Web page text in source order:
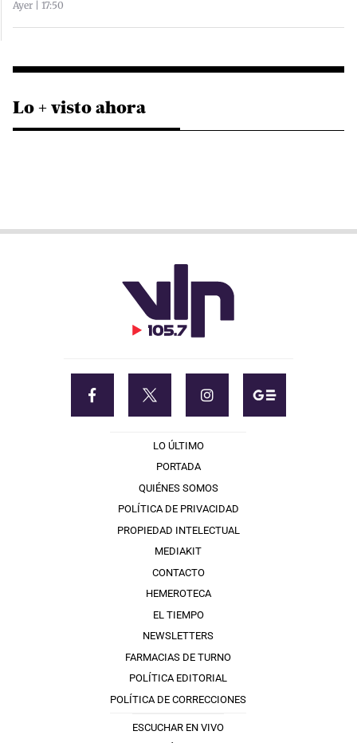
Ayer | 17:50
Lo + visto ahora
LO ÚLTIMO
PORTADA
QUIÉNES SOMOS
POLÍTICA DE PRIVACIDAD
PROPIEDAD INTELECTUAL
MEDIAKIT
CONTACTO
HEMEROTECA
EL TIEMPO
NEWSLETTERS
FARMACIAS DE TURNO
POLÍTICA EDITORIAL
POLÍTICA DE CORRECCIONES
ESCUCHAR EN VIVO